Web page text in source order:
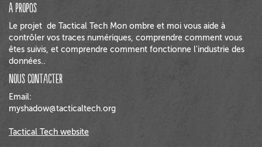
a propos
Le projet de Tactical Tech Mon ombre et moi vous aide à
contrôler vos traces numériques, comprendre comment vous
êtes suivis, et comprendre comment fonctionne l'industrie des
données..
Nous contacter
Email:
myshadow@tacticaltech.org
Tactical Tech website